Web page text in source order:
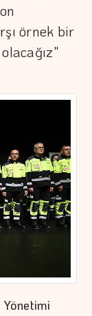
örnek bir